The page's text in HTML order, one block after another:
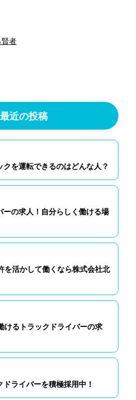
者
最近の投稿
クを運転できるのはどんな人？
の求人！自分らしく働ける場
を活かして働くなら株式会社北
けるトラックドライバーの求
ドライバーを積極採用中！